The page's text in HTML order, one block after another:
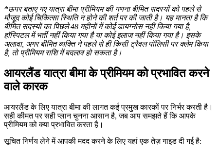
*ऊपर बताए गए यात्रा बीमा प्रीमियम की गणना बीमित सदस्यों को पहले से
मौजूद कोई चिकित्सा स्थिति न होने की शर्त पर की जाती है। यह मानता है कि
बीमित सदस्यों का पिछले 48 महीनों में कोई डायग्नोस नहीं किया गया है,
हॉस्पिटल में भर्ती नहीं किया गया है या कोई इलाज नहीं किया गया है। इसके
अलावा, अगर बीमित व्यक्ति ने पहले से ही किसी ट्रैवल पॉलिसी पर क्लेम किया
है, तो प्रीमियम राशि में बदलाव हो सकता है।
आयरलैंड यात्रा बीमा के प्रीमियम को प्रभावित करने
वाले कारक
आयरलैंड के लिए यात्रा बीमा की लागत कई प्रमुख कारकों पर निर्भर करती है।
सही कीमत पर सही प्लान चुनना आसान है, जब आप समझते हैं कि आपके
प्रीमियम को क्या प्रभावित करता है।
सूचित निर्णय लेने में आपकी मदद करने के लिए यहां एक तेज़ गाइड दी गई है: